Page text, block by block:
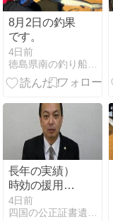
8月2日の釣果
です。
4日前
長年の実績）
時効の援用
（7,200円の
み）で借金を
4日前